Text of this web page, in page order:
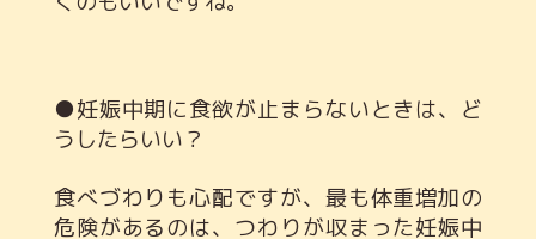
●妊娠中期に食欲が止まらないときは、ど
うしたらいい？
食べづわりも心配ですが、最も体重増加の
危険があるのは、つわりが収まった妊娠中